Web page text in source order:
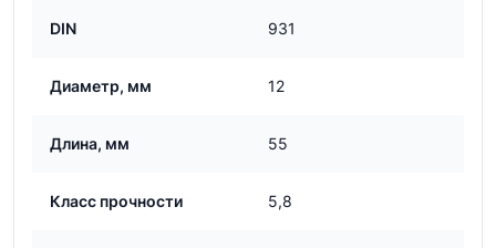
DIN 931
Диаметр, мм 12
Длина, мм 55
Класс прочности 5,8